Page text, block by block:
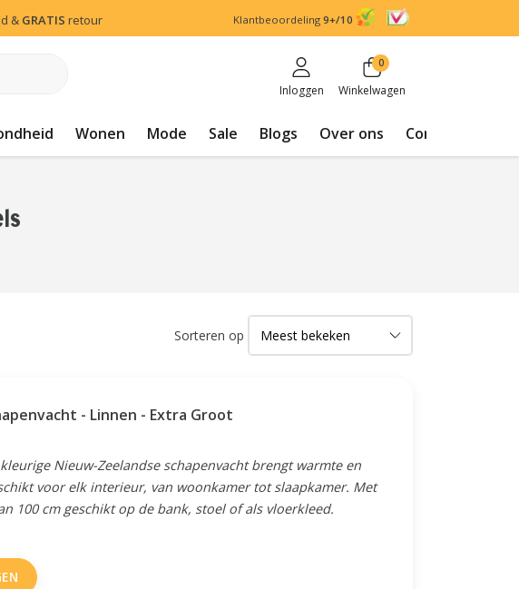
& GRATIS retour Klantbeoordeling 9+/10
Inloggen
0
Winkelwagen
Wonen Mode Sale Blogs Over ons Contact
Sorteren op
- Linnen - Extra Groot
Nieuw-Zeelandse schapenvacht brengt warmte en
voor elk interieur, van woonkamer tot slaapkamer. Met
100 cm geschikt op de bank, stoel of als vloerkleed.